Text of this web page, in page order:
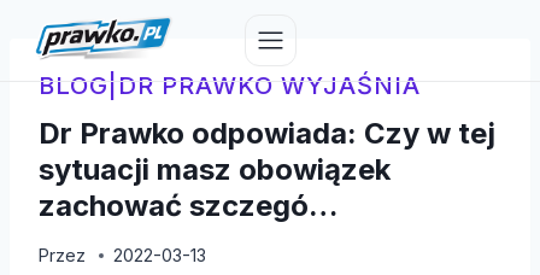
treściBLOG| DR PRAWKO WYJAŚNIA
Dr Prawko odpowiada: Czy w tej
sytuacji masz obowiązek
zachować szczegó…
Przez 2022-03-13